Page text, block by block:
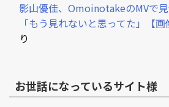
影山優佳、OmoinotakeのMVで見
「もう見れないと思ってた」【画
り
お世話になっているサイト様